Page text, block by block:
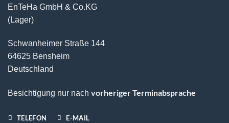
EnTeHa GmbH & Co.KG
(Lager)
Schwanheimer Straße 144
64625 Bensheim
Deutschland
Besichtigung nur nach vorheriger Terminabsprache
TELEFON E-MAIL